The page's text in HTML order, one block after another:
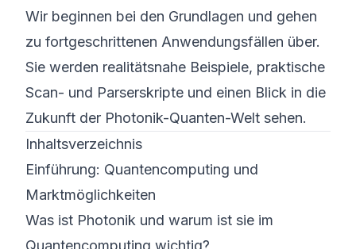
Wir beginnen bei den Grundlagen und gehen
zu fortgeschrittenen Anwendungsfällen über.
Sie werden realitätsnahe Beispiele, praktische
Scan- und Parserskripte und einen Blick in die
Zukunft der Photonik-Quanten-Welt sehen.
Inhaltsverzeichnis
Einführung: Quantencomputing und
Marktmöglichkeiten
Was ist Photonik und warum ist sie im
Quantencomputing wichtig?